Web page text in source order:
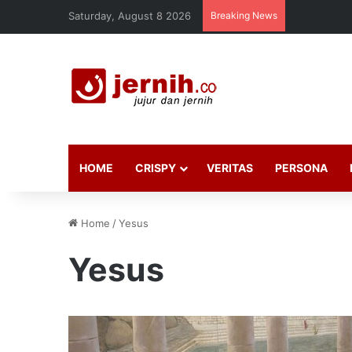
Saturday, August 8 2026 Breaking News
HOME CRISPY VERITAS PERSONA
Home /Yesus
Yesus